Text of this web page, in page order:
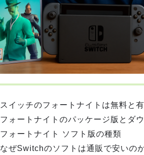
スイッチのフォートナイトは無料と
フォートナイトのパッケージ版とダ
フォートナイト ソフト版の種類
なぜSwitchのソフトは通販で安いの